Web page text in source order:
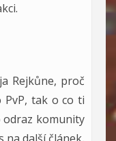
Rejkůne, proč
PvP, tak o co ti
odraz komunity